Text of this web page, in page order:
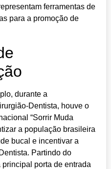
ferramentas de
para a promoção de
durante a
Dentista, houve o
“Sorrir Muda
a população brasileira
bucal e incentivar a
Partindo do
porta de entrada